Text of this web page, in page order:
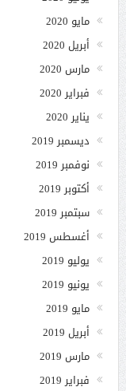
مايو 2020
أبريل 2020
مارس 2020
فبراير 2020
يناير 2020
ديسمبر 2019
نوفمبر 2019
أكتوبر 2019
سبتمبر 2019
أغسطس 2019
يوليو 2019
يونيو 2019
مايو 2019
أبريل 2019
مارس 2019
فبراير 2019